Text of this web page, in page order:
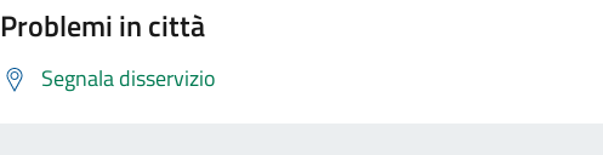
Problemi in città
Segnala disservizio